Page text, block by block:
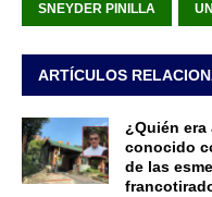
SNEYDER PINILLA
ARTÍCULOS
¿Quién era
conocido
de las